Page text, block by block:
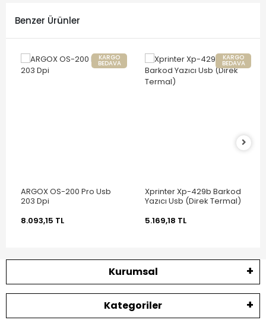
Benzer Ürünler
KARGO
BEDAVA
ARGOX OS-200 Pro Usb
203 Dpi
8.093,15 TL
KARGO
BEDAVA
Xprinter Xp-429b Barkod
Yazıcı Usb (Direk Termal)
5.169,18 TL
Kurumsal
Kategoriler